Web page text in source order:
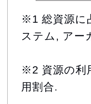
※1 総資源に
ステム, アー
※2 資源の利
用割合.